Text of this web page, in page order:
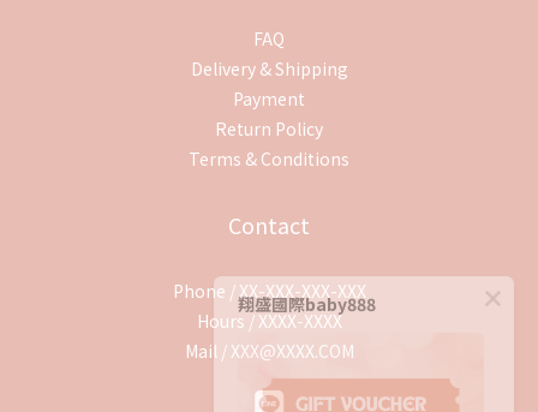
FAQ
Delivery & Shipping
Payment
Return Policy
Terms & Conditions
Contact
Phone / XX-XXX-XXX-XXX
Hours / XXXX-XXXX
Mail / XXX@XXXX.COM
翔盛國際baby888